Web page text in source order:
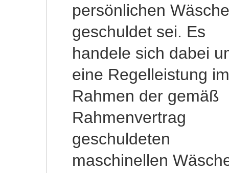
persönlichen Wäsche
geschuldet sei. Es
handele sich dabei
eine Regelleistung im
Rahmen der gemäß
Rahmenvertrag
geschuldeten
maschinellen
des Amtsgerichts
Wernigerode die
Bereitstellung von
Shampoo und
Waschcreme
geschuldet, da diese
für die